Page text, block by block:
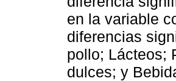
en la variable
diferencias
pollo; Lácteos;
dulces; y